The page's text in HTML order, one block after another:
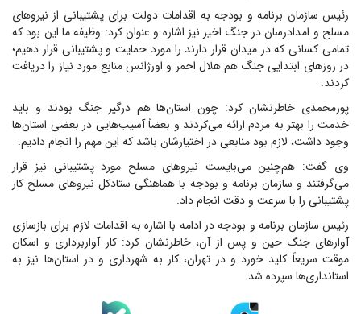
رئیس سازمان برنامه و بودجه به اقدامات دولت برای پشتیبانی از نیروهای
مسلح و امدادرسان در جنگ اخیر نیز اشاره و عنوان کرد: وظیفه ما این بود که
تمامی کسانی که در میدان قرار دارند را مورد حمایت و پشتیبانی قرار دهیم؛
در روزهای ابتدایی جنگ هم هلال احمر و اورژانس منابع مورد نیاز را دریافت
کردند.
پورمحمدی خاطرنشان کرد: چون استان‌ها هم درگیر جنگ بودند و باید
خدمت را بهتر به مردم ارائه می‌کردند و بعضاً آسیب‌هایی در بعضی استان‌ها
وجود داشت، لازم بود منابعی در اختیارشان باشد که این مهم را انجام دادیم.
وی گفت: هم‌چنین می‌بایست نیروهای مسلح مورد پشتیبانی نیز قرار
می‌گرفتند و سازمان برنامه و بودجه با هماهنگی ستادکل نیروهای مسلح کار
پشتیبانی را با سرعت و دقت انجام داد.
رئیس سازمان برنامه و بودجه در ادامه با اشاره به اقدامات لازم برای بازسازی
آوارهای جنگ حین و پس از آن، خاطرنشان کرد: کار آواربرداری و اسکان
موقت سریعاً کلید خورد و در تهران، کار به شهرداری و در استان‌ها نیز به
استانداری‌ها سپرده شد.